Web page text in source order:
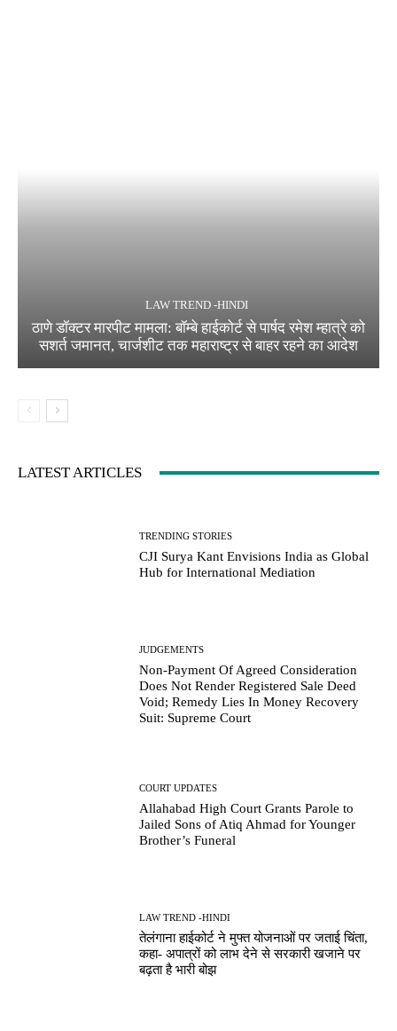
LAW TREND -HINDI
ठाणे डॉक्टर मारपीट मामला: बॉम्बे हाईकोर्ट से पार्षद रमेश म्हात्रे को
सशर्त जमानत, चार्जशीट तक महाराष्ट्र से बाहर रहने का आदेश
LATEST ARTICLES
TRENDING STORIES
CJI Surya Kant Envisions India as Global
Hub for International Mediation
JUDGEMENTS
Non-Payment Of Agreed Consideration
Does Not Render Registered Sale Deed
Void; Remedy Lies In Money Recovery
Suit: Supreme Court
COURT UPDATES
Allahabad High Court Grants Parole to
Jailed Sons of Atiq Ahmad for Younger
Brother’s Funeral
LAW TREND -HINDI
तेलंगाना हाईकोर्ट ने मुफ्त योजनाओं पर जताई चिंता,
कहा- अपात्रों को लाभ देने से सरकारी खजाने पर
बढ़ता है भारी बोझ